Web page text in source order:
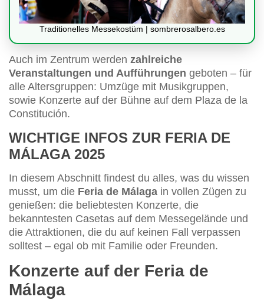
Traditionelles Messekostüm | sombrerosalbero.es
Auch im Zentrum werden zahlreiche
Veranstaltungen und Aufführungen geboten – für
alle Altersgruppen: Umzüge mit Musikgruppen,
sowie Konzerte auf der Bühne auf dem Plaza de la
Constitución.
WICHTIGE INFOS ZUR FERIA DE
MÁLAGA 2025
In diesem Abschnitt findest du alles, was du wissen
musst, um die Feria de Málaga in vollen Zügen zu
genießen: die beliebtesten Konzerte, die
bekanntesten Casetas auf dem Messegelände und
die Attraktionen, die du auf keinen Fall verpassen
solltest – egal ob mit Familie oder Freunden.
Konzerte auf der Feria de
Málaga